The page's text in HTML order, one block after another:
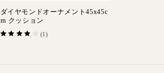
ダイヤモンドオーナメント45x45c
m クッション
(1)